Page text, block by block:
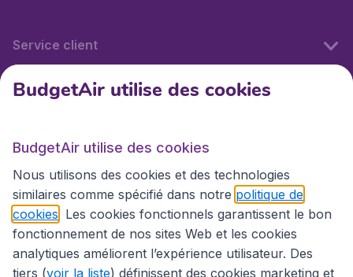
Service client
BudgetAir.fr
Sites internationaux
BudgetAir utilise des cookies
BudgetAir utilise des cookies
Nous utilisons des cookies et des technologies
similaires comme spécifié dans notre politique de
cookies . Les cookies fonctionnels garantissent le bon
fonctionnement de nos sites Web et les cookies
analytiques améliorent l’expérience utilisateur. Des
tiers (voir la liste) définissent des cookies marketing et